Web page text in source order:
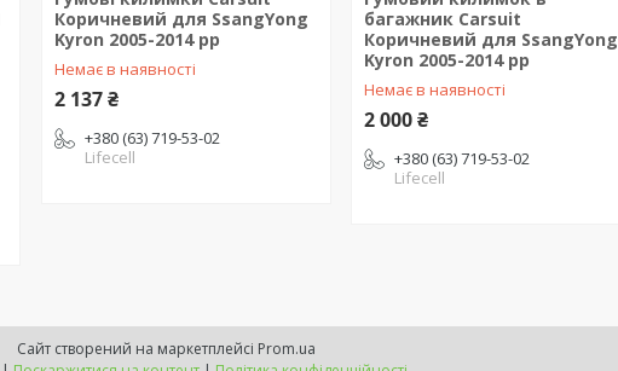
Коричневий для SsangYong
Kyron 2005-2014 рр
Немає в наявності
2 137 ₴
+380 (63) 719-53-02
Lifecell
багажник Carsuit
Коричневий для SsangYong
Kyron 2005-2014 рр
Немає в наявності
2 000 ₴
+380 (63) 719-53-02
Lifecell
Сайт створений на маркетплейсі Prom.ua